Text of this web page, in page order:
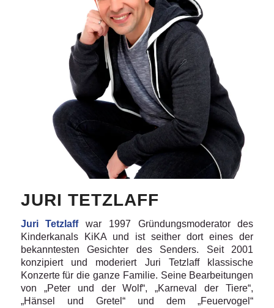
© Ulrich Hartmann
JURI TETZLAFF
Juri Tetzlaffwar 1997 Gründungsmoderator des
Kinderkanals KiKA und ist seither dort eines der
bekanntesten Gesichter des Senders. Seit 2001
konzipiert und moderiert Juri Tetzlaff klassische
Konzerte für die ganze Familie. Seine Bearbeitungen
von „Peter und der Wolf“, „Karneval der Tiere“,
„Hänsel und Gretel“ und dem „Feuervogel“